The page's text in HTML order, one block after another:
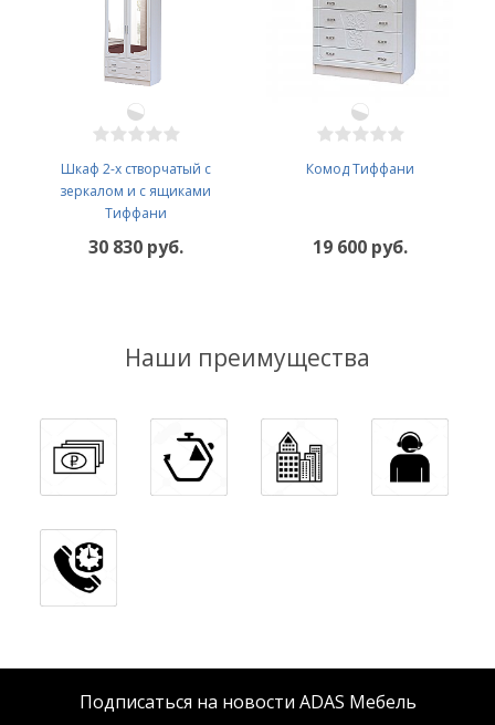
Шкаф 2-х створчатый с
зеркалом и с ящиками
Тиффани
30 830 руб.
Комод Тиффани
19 600 руб.
Наши преимущества
Подписаться на новости ADAS Мебель